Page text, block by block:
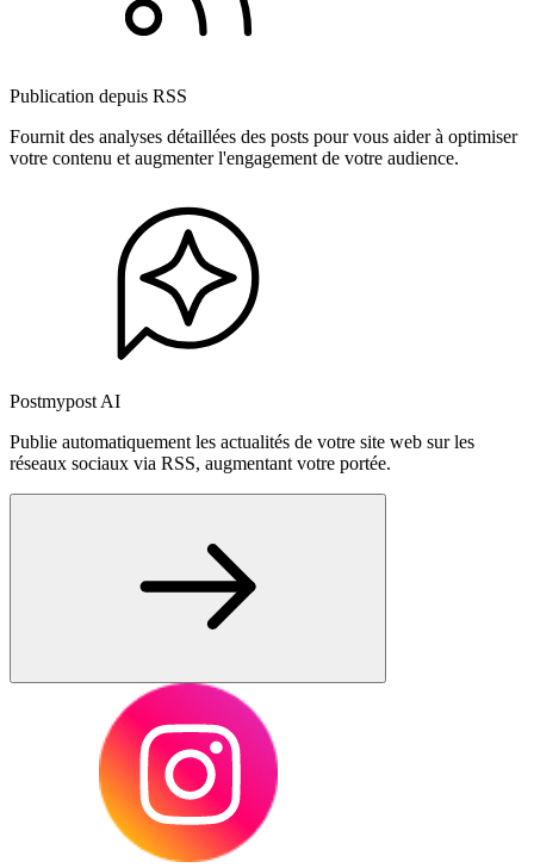
Publication depuis RSS
Fournit des analyses détaillées des posts pour vous aider à optimiser
votre contenu et augmenter l'engagement de votre audience.
Postmypost AI
Publie automatiquement les actualités de votre site web sur les
réseaux sociaux via RSS, augmentant votre portée.